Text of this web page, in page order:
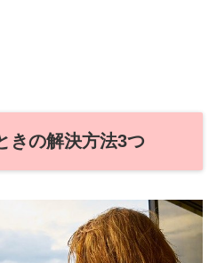
きの解決方法3つ